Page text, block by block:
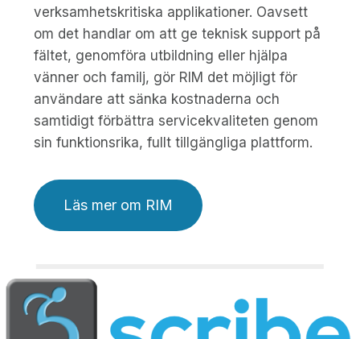
verksamhetskritiska applikationer. Oavsett
om det handlar om att ge teknisk support på
fältet, genomföra utbildning eller hjälpa
vänner och familj, gör RIM det möjligt för
användare att sänka kostnaderna och
samtidigt förbättra servicekvaliteten genom
sin funktionsrika, fullt tillgängliga plattform.
Läs mer om RIM